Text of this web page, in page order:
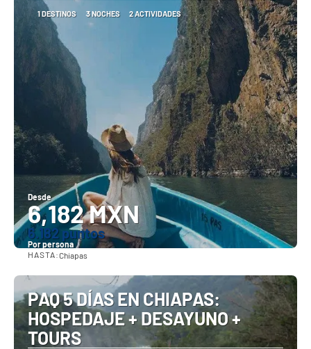
1 DESTINOS 3 NOCHES 2 ACTIVIDADES
Desde
6,182 MXN
6.182 puntos
Por persona
HASTA:Chiapas
PAQ 5 DÍAS EN CHIAPAS:
HOSPEDAJE + DESAYUNO +
TOURS